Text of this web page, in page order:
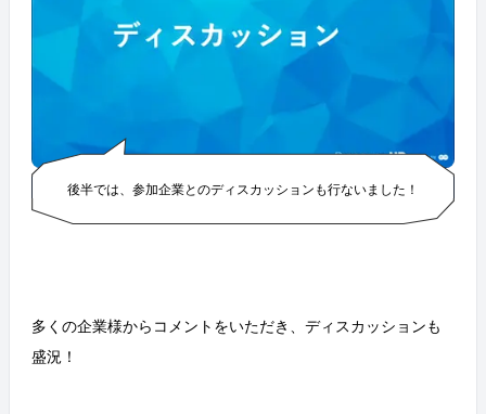
後半では、参加企業とのディスカッションも行ないました！
多くの企業様からコメントをいただき、ディスカッションも
盛況！